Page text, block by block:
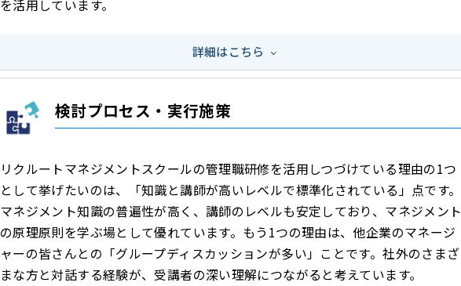
を活用しています。
詳細はこちら
検討プロセス・実行施策
リクルートマネジメントスクールの管理職研修を活用しつづけている理由の1つ
として挙げたいのは、「知識と講師が高いレベルで標準化されている」点です。
マネジメント知識の普遍性が高く、講師のレベルも安定しており、マネジメント
の原理原則を学ぶ場として優れています。もう1つの理由は、他企業のマネージ
ャーの皆さんとの「グループディスカッションが多い」ことです。社外のさまざ
まな方と対話する経験が、受講者の深い理解につながると考えています。